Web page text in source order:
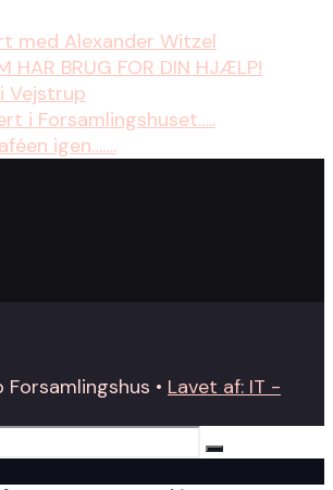
med Alexander Witzel
HAR BRUG FOR DIN HJÆLP!
Vejstrup
i Forsamlingshuset…..
igen…….
• Lavet af: IT -